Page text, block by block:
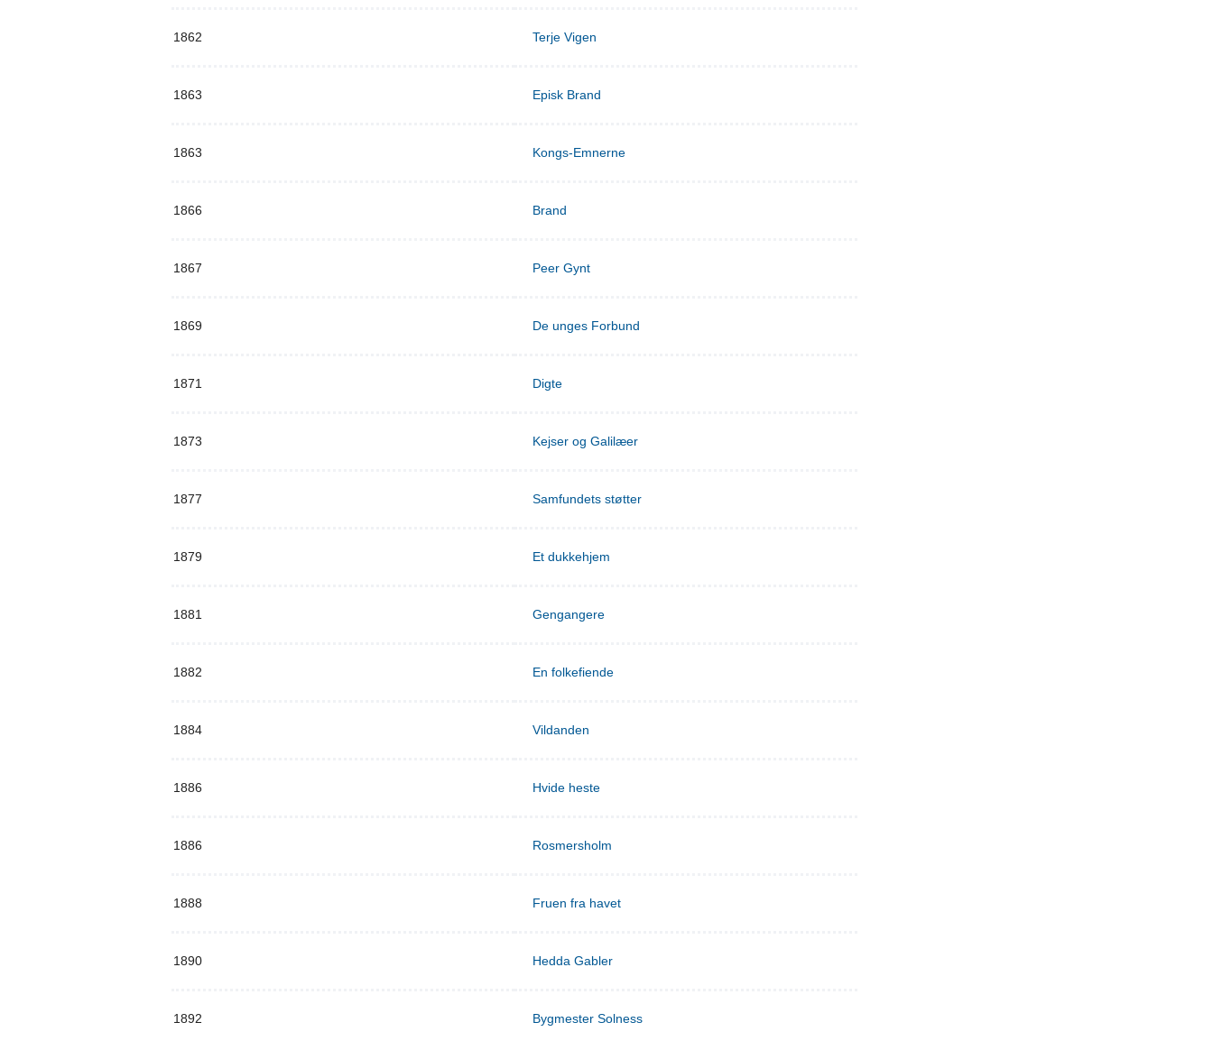
1862 Terje Vigen
1863 Episk Brand
1863 Kongs-Emnerne
1866 Brand
1867 Peer Gynt
1869 De unges Forbund
1871 Digte
1873 Kejser og Galilæer
1877 Samfundets støtter
1879 Et dukkehjem
1881 Gengangere
1882 En folkefiende
1884 Vildanden
1886 Hvide heste
1886 Rosmersholm
1888 Fruen fra havet
1890 Hedda Gabler
1892 Bygmester Solness